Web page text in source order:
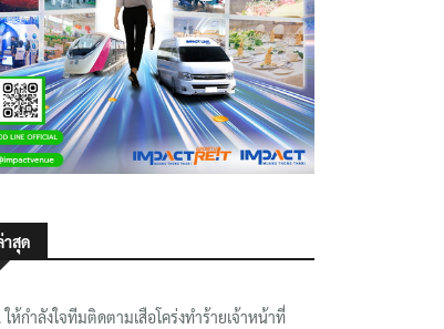
าสุด
ห้กำลังใจทีมติดตามเสือโคร่งทำร้ายเจ้าหน้าที่